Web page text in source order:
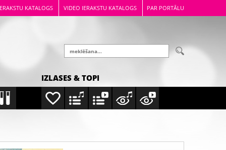
KATALOGS VIDEO IERAKSTU KATALOGS PAR PORTĀLU
IZLASES & TOPI